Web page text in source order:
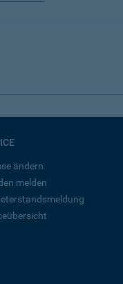
ändern
melden